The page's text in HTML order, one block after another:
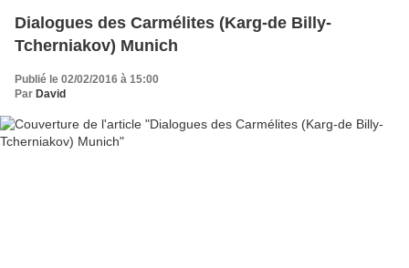
Dialogues des Carmélites (Karg-de Billy-
Tcherniakov) Munich
Publié le 02/02/2016 à 15:00
Par David